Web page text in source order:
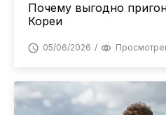
Почему выгодно
Кореи
05/06/2026